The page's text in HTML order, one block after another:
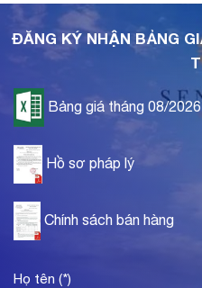
ĐĂNG KÝ NHẬN BẢNG
Bảng giá tháng 08/2026
Hồ sơ pháp lý
Chính sách bán hàng